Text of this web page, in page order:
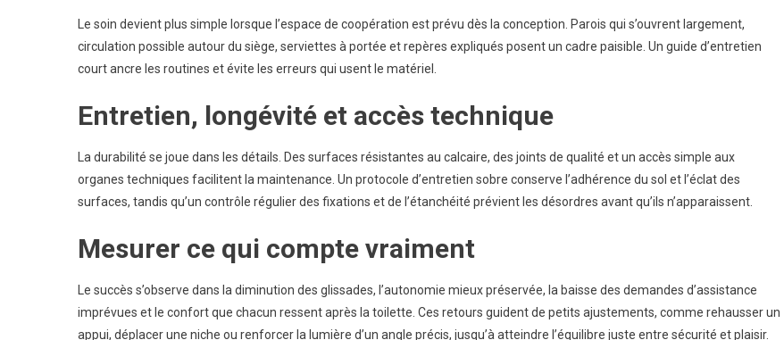
Le soin devient plus simple lorsque l’espace de coopération est prévu dès la conception. Parois qui s’ouvrent largement,
circulation possible autour du siège, serviettes à portée et repères expliqués posent un cadre paisible. Un guide d’entretien
court ancre les routines et évite les erreurs qui usent le matériel.
Entretien, longévité et accès technique
La durabilité se joue dans les détails. Des surfaces résistantes au calcaire, des joints de qualité et un accès simple aux
organes techniques facilitent la maintenance. Un protocole d’entretien sobre conserve l’adhérence du sol et l’éclat des
surfaces, tandis qu’un contrôle régulier des fixations et de l’étanchéité prévient les désordres avant qu’ils n’apparaissent.
Mesurer ce qui compte vraiment
Le succès s’observe dans la diminution des glissades, l’autonomie mieux préservée, la baisse des demandes d’assistance
imprévues et le confort que chacun ressent après la toilette. Ces retours guident de petits ajustements, comme rehausser un
appui, déplacer une niche ou renforcer la lumière d’un angle précis, jusqu’à atteindre l’équilibre juste entre sécurité et plaisir.